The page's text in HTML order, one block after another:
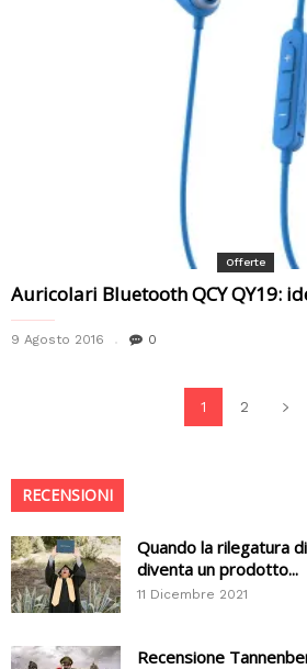
Offerte
Auricolari Bluetooth QCY QY19:
9 Agosto 2016 0
1 2
RECENSIONI
Quando la rilegatura
diventa un prodotto...
11 Dicembre 2021
Recensione